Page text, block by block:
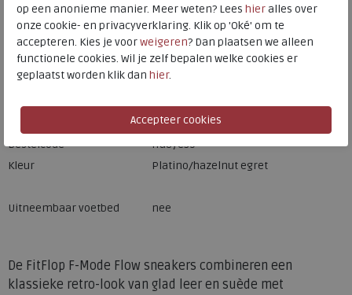
De FitFlop F-Mode Flow sneakers combineren een
klassieke retro-look van glad leer en suède met
A8Y-E39
Bestelcode
ffa8ye39
Kleur
Platino/hazelnut egret
Uitneembaar voetbed nee
op een anonieme manier. Meer weten? Lees hieralles over
onze cookie- en privacyverklaring. Klik op 'Oké' om te
accepteren. Kies je voorweigeren? Dan plaatsen we alleen
functionele cookies. Wil je zelf bepalen welke cookies er
geplaatst worden klik dan hier.